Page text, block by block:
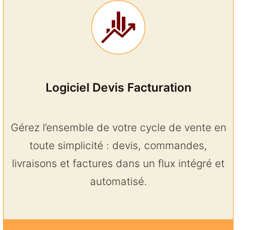
Logiciel Devis Facturation
Gérez l’ensemble de votre cycle de vente en
toute simplicité : devis, commandes,
livraisons et factures dans un flux intégré et
automatisé.